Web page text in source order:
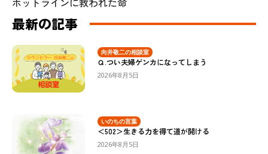
最新の記事
向井敬二の相談室
Ｑ.つい夫婦ゲンカになってしまう
2026年8月5日
いのちの言葉
＜502＞生きる力を得て道が開ける
2026年8月5日